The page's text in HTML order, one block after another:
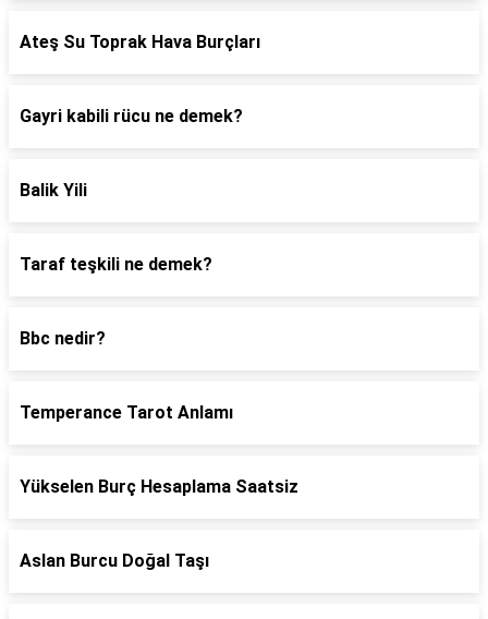
Ateş Su Toprak Hava Burçları
Gayri kabili rücu ne demek?
Balik Yili
Taraf teşkili ne demek?
Bbc nedir?
Temperance Tarot Anlamı
Yükselen Burç Hesaplama Saatsiz
Aslan Burcu Doğal Taşı